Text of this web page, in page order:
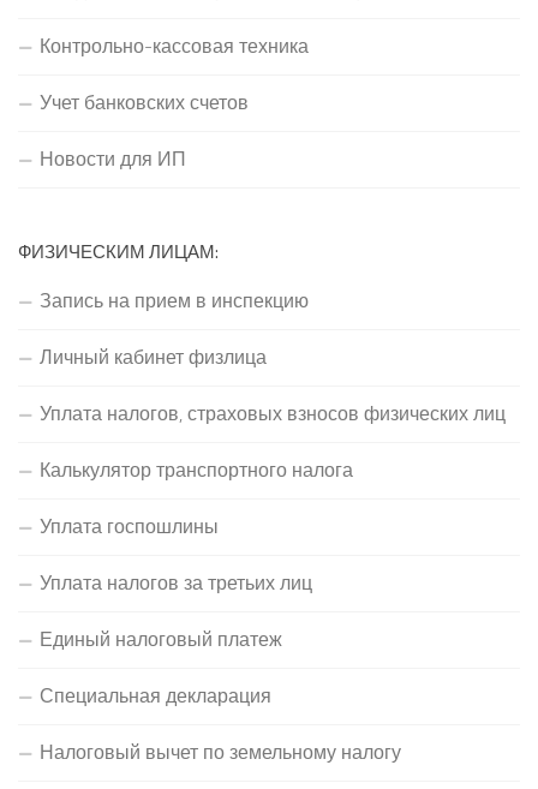
Контрольно-кассовая техника
Учет банковских счетов
Новости для ИП
ФИЗИЧЕСКИМ ЛИЦАМ:
Запись на прием в инспекцию
Личный кабинет физлица
Уплата налогов, страховых взносов физических лиц
Калькулятор транспортного налога
Уплата госпошлины
Уплата налогов за третьих лиц
Единый налоговый платеж
Специальная декларация
Налоговый вычет по земельному налогу